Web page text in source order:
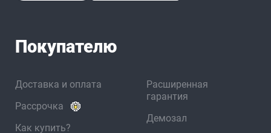
Покупателю
Доставка и оплата
Рассрочка
Как купить?
Расширенная
гарантия
Демозал